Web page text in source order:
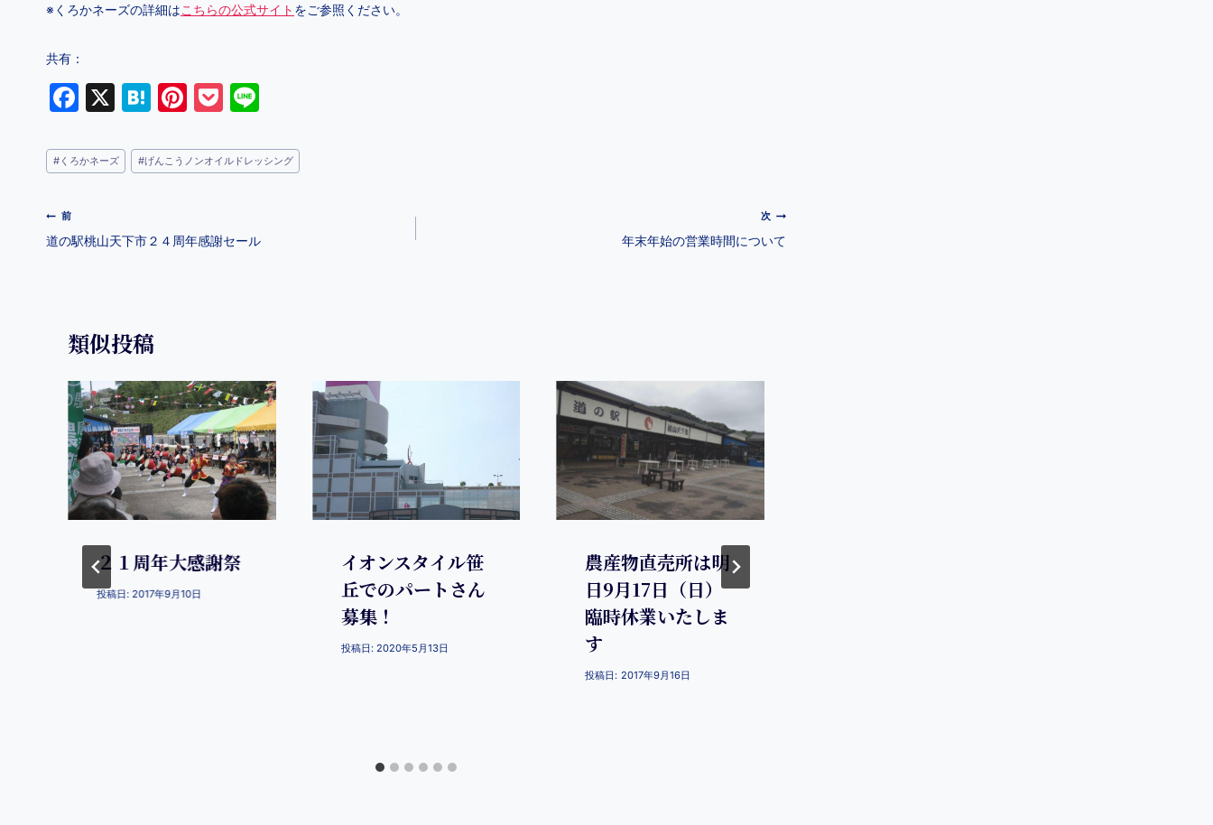
※くろかネーズの詳細はこちらの公式サイト をご参照ください。
共有：
F
c
e
o
X
H
e
n
Pi
er
e
P
c
k
e
#くろかネーズ #げんこうノンオイルドレッシング
前
道の駅桃山天下市２４周年感謝セール
次
年末年始の営業時間について
類似投稿
２１周年大感謝祭
投稿日: 2017年9月10日
イオンスタイル笹
丘でのパートさん
募集！
投稿日: 2020年5月13日
農産物直売所は明
日9月17日（日）
臨時休業いたしま
す
投稿日: 2017年9月16日